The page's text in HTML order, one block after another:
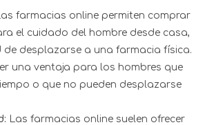
farmacias online permiten comprar
el cuidado del hombre desde casa,
de desplazarse a una farmacia física.
una ventaja para los hombres que
o que no pueden desplazarse
Las farmacias online suelen ofrecer